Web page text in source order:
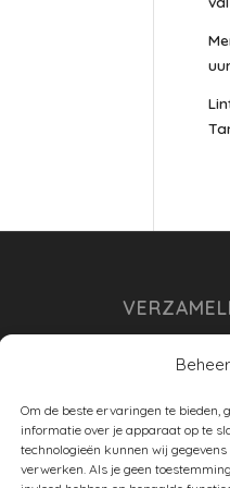
Om de beste ervaringen te bieden,
informatie over je apparaat op te
technologieën kunnen wij
verwerken. Als je geen
huishouden